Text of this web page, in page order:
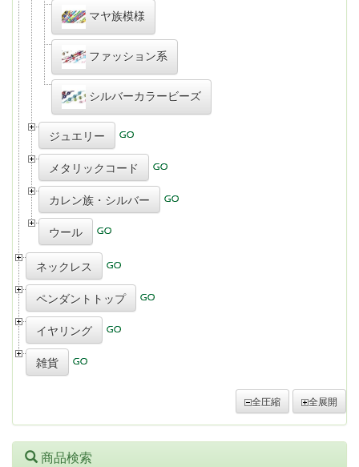
マヤ族模様
ファッション系
シルバーカラービーズ
ジュエリー
メタリックコード
カレン族・シルバー
ウール
ネックレス
ペンダントトップ
イヤリング
雑貨
全圧縮 全展開
商品検索